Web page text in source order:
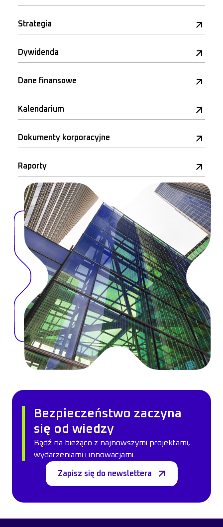
Strategia
Dywidenda
Dane finansowe
Kalendarium
Dokumenty korporacyjne
Raporty
Bezpieczeństwo zaczyna
się od wiedzy
Bądź na bieżąco z najnowszymi projektami,
wydarzeniami i innowacjami.
Zapisz się do newslettera